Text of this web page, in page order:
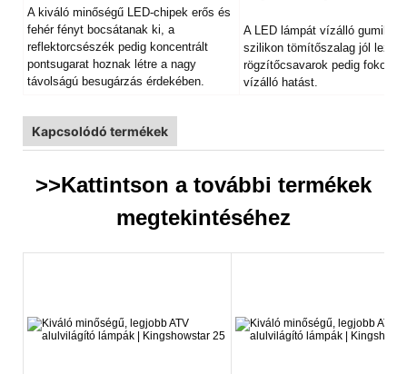
A kiváló minőségű LED-chipek erős és
fehér fényt bocsátanak ki, a
reflektorcsészék pedig koncentrált
pontsugarat hoznak létre a nagy
távolságú besugárzás érdekében.
A LED lámpát vízálló
szilikon tömítőszalag jól
rögzítőcsavarok pedig
vízálló hatást.
Kapcsolódó termékek
>>Kattintson a további termékek
megtekintéséhez